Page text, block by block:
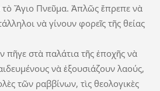
τὸ Ἅγιο Πνεῦμα. Ἁπλῶς ἔπρεπε νὰ
νὰ γίνουν φορεῖς τῆς θείας
πῆγε στὰ παλάτια τῆς ἐποχῆς νὰ
νὰ ἐξουσιάζουν λαούς,
τῶν ραββίνων, τὶς θεολογικὲς